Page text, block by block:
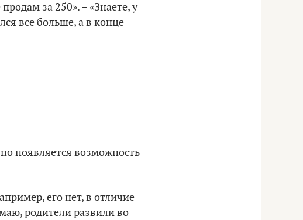
за 250». – «Знаете, у
все больше, а в конце
появляется возможность
его нет, в отличие
родители развили во